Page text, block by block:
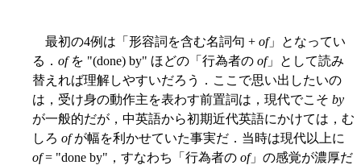
最初の4例は「形容詞を含む名詞句 + of」となってい
る． ofを "(done) by" ほどの「行為者の of」として読み
替えれば理解しやすいだろう．ここで思い出したいの
は，受け身の動作主を表わす前置詞は，現代でこそ by
が一般的だが，中英語から初期近代英語にかけては，む
しろ ofが幅を利かせていた事実だ．当時は現代以上に
of= "done by"，すなわち「行為者の of」の感覚が濃厚だ